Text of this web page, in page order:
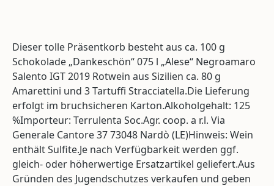
Dieser tolle Präsentkorb besteht aus ca. 100 g
Schokolade „Dankeschön“ 075 l „Alese“ Negroamaro
Salento IGT 2019 Rotwein aus Sizilien ca. 80 g
Amarettini und 3 Tartuffi Stracciatella.Die Lieferung
erfolgt im bruchsicheren Karton.Alkoholgehalt: 125
%Importeur: Terrulenta Soc.Agr. coop. a r.l. Via
Generale Cantore 37 73048 Nardò (LE)Hinweis: Wein
enthält Sulfite.Je nach Verfügbarkeit werden ggf.
gleich- oder höherwertige Ersatzartikel geliefert.Aus
Gründen des Jugendschutzes verkaufen und geben